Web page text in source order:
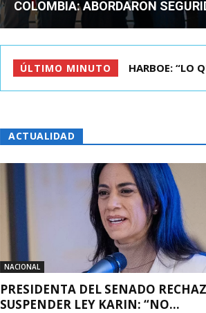
COLOMBIA: ABORDARON
ÚLTIMO MINUTO BIMINISTRO
ACTUALIDAD
NACIONAL
PRESIDENTA DEL SENADO
SUSPENDER LEY KARIN: “NO...